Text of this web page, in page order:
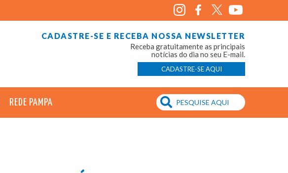
CADASTRE-SE E RECEBA NOSSA NEWSLETTER
Receba gratuitamente as principais
notícias do dia no seu E-mail.
CADASTRE-SE AQUI
REDE PAMPA